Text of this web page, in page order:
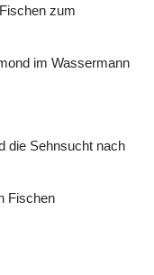
zum
im Wassermann
die Sehnsucht nach
Fischen